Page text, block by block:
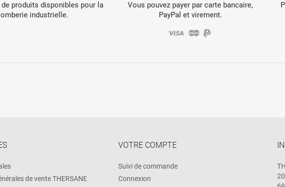
produits disponibles pour la
industrielle.
Vous pouvez payer par carte bancaire,
PayPal et virement.
de vente THERSANE
VOTRE COMPTE
Suivi de commande
Connexion